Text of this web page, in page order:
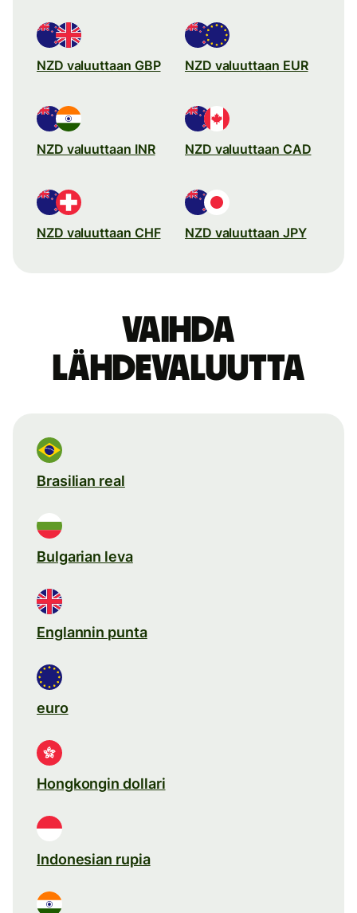
NZD valuuttaan GBP NZD valuuttaan EUR
NZD valuuttaan INR NZD valuuttaan CAD
NZD valuuttaan CHF NZD valuuttaan JPY
Vaihda
lähdevaluutta
Brasilian real
Bulgarian leva
Englannin punta
euro
Hongkongin dollari
Indonesian rupia